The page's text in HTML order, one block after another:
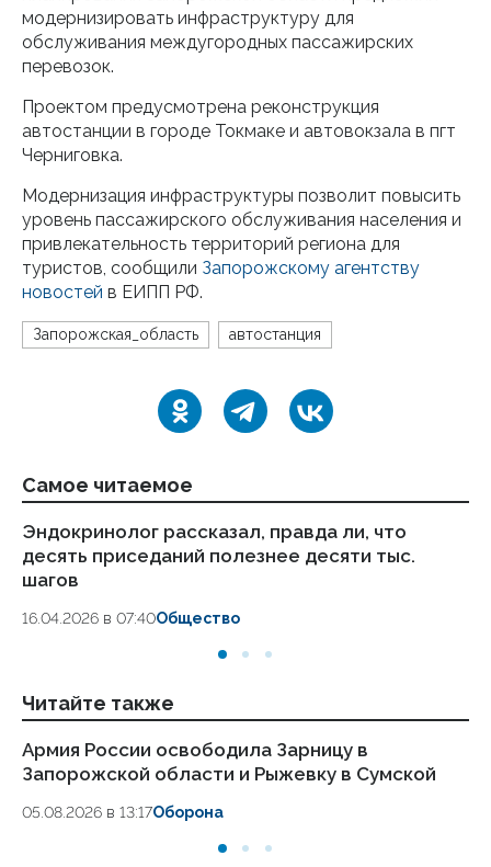
модернизировать инфраструктуру для
обслуживания междугородных пассажирских
перевозок.
Проектом предусмотрена реконструкция
автостанции в городе Токмаке и автовокзала в пгт
Черниговка.
Модернизация инфраструктуры позволит повысить
уровень пассажирского обслуживания населения и
привлекательность территорий региона для
туристов, сообщили Запорожскому агентству
новостей в ЕИПП РФ.
Запорожская_область автостанция
Самое читаемое
Эндокринолог рассказал, правда ли, что
десять приседаний полезнее десяти тыс.
шагов
16.04.2026 в 07:40Общество
Читайте также
Армия России освободила Зарницу в
Запорожской области и Рыжевку в Сумской
05.08.2026 в 13:17Оборона